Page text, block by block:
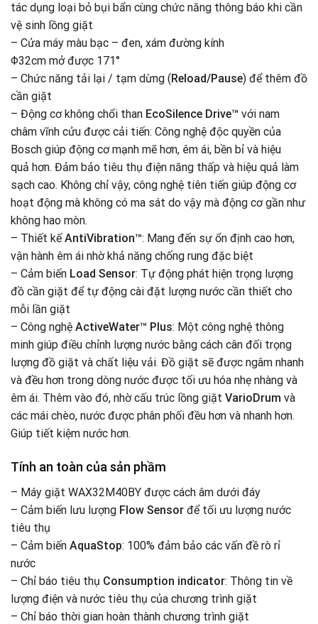
tác dụng loại bỏ bụi bẩn cùng chức năng thông báo khi cần
vệ sinh lồng giặt
– Cửa máy màu bạc – đen, xám đường kính
Φ32cm mở được 171°
– Chức năng tải lại / tạm dừng ( Reload/Pause) để thêm đồ
cần giặt
– Động cơ không chổi than EcoSilence Drive™ với nam
châm vĩnh cửu được cải tiến: Công nghệ độc quyền của
Bosch giúp động cơ mạnh mẽ hơn, êm ái, bền bỉ và hiệu
quả hơn. Đảm bảo tiêu thụ điện năng thấp và hiệu quả làm
sạch cao. Không chỉ vậy, công nghệ tiên tiến giúp động cơ
hoạt động mà không có ma sát do vậy mà động cơ gần như
không hao mòn.
– Thiết kếAntiVibration™: Mang đến sự ổn định cao hơn,
vận hành êm ái nhờ khả năng chống rung đặc biệt
– Cảm biến Load Sensor: Tự động phát hiện trọng lượng
đồ cần giặt để tự động cài đặt lượng nước cần thiết cho
mỗi lần giặt
– Công nghệ ActiveWater™ Plus: Một công nghệ thông
minh giúp điều chỉnh lượng nước bằng cách cân đối trọng
lượng đồ giặt và chất liệu vải. Đồ giặt sẽ được ngâm nhanh
và đều hơn trong dòng nước được tối ưu hóa nhẹ nhàng và
êm ái. Thêm vào đó, nhờ cấu trúc lồng giặt VarioDrum và
các mái chèo, nước được phân phối đều hơn và nhanh hơn.
Giúp tiết kiệm nước hơn.
Tính an toàn của sản phầm
– Máy giặt WAX32M40BY được cách âm dưới đáy
– Cảm biến lưu lượng Flow Sensor để tối ưu lượng nước
tiêu thụ
– Cảm biến AquaStop: 100% đảm bảo các vấn đề rò rỉ
nước
– Chỉ báo tiêu thụ Consumption indicator: Thông tin về
lượng điện và nước tiêu thụ của chương trình giặt
– Chỉ báo thời gian hoàn thành chương trình giặt